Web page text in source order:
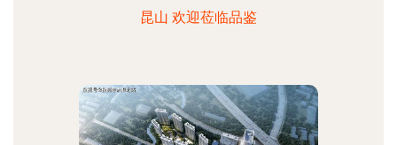
昆山 欢迎莅临品鉴